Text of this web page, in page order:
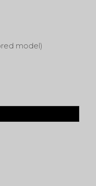
model)